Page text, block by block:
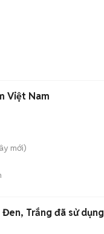
Việt Nam
mới)
Trắng đã sử dụng